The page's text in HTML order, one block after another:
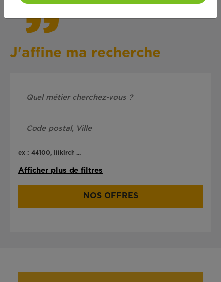
J'affine ma recherche
ex : 44100, Illkirch ...
Afficher plus de filtres
NOS OFFRES